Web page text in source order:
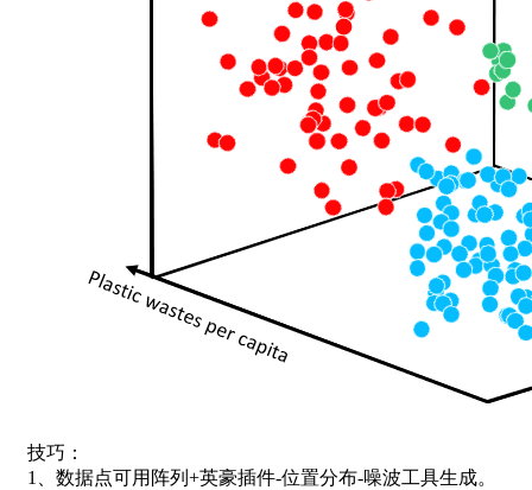
技巧：
1、数据点可用阵列+英豪插件-位置分布-噪波工具生成。